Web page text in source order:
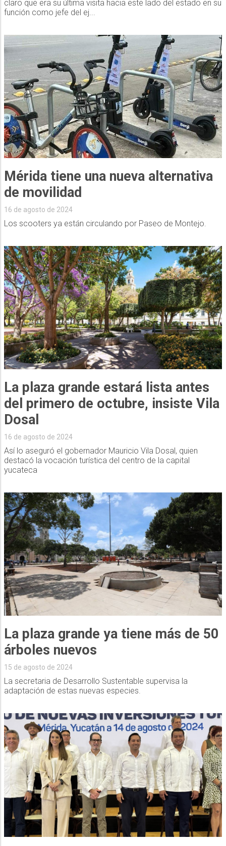
claro que era su última visita hacia este lado del estado en su
función como jefe del ej...
Mérida tiene una nueva alternativa
de movilidad
16 de agosto de 2024
Los scooters ya están circulando por Paseo de Montejo.
La plaza grande estará lista antes
del primero de octubre, insiste Vila
Dosal
16 de agosto de 2024
Así lo aseguró el gobernador Mauricio Vila Dosal, quien
destacó la vocación turística del centro de la capital
yucateca
La plaza grande ya tiene más de 50
árboles nuevos
15 de agosto de 2024
La secretaria de Desarrollo Sustentable supervisa la
adaptación de estas nuevas especies.